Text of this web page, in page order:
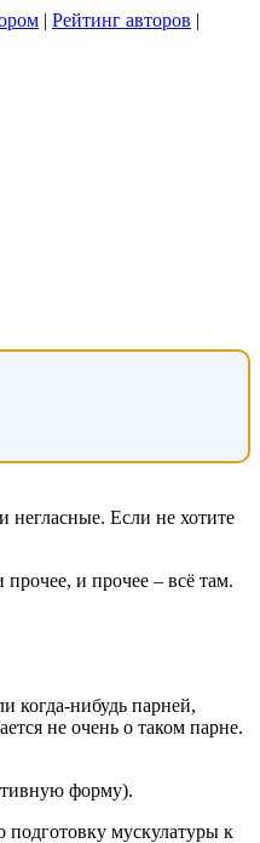
| Рейтинг авторов |
негласные. Если не хотите
и прочее – всё там.
нибудь парней,
не очень о таком парне.
форму).
подготовку мускулатуры к